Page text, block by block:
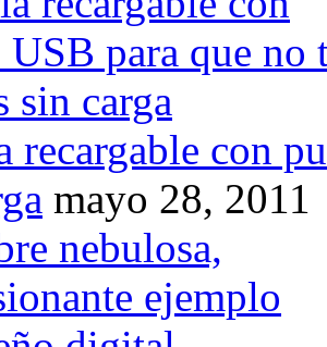
recargable con
mayo 28, 2011